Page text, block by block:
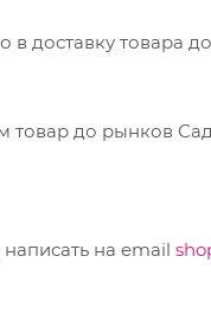
в доставку товара
товар до рынков
на email